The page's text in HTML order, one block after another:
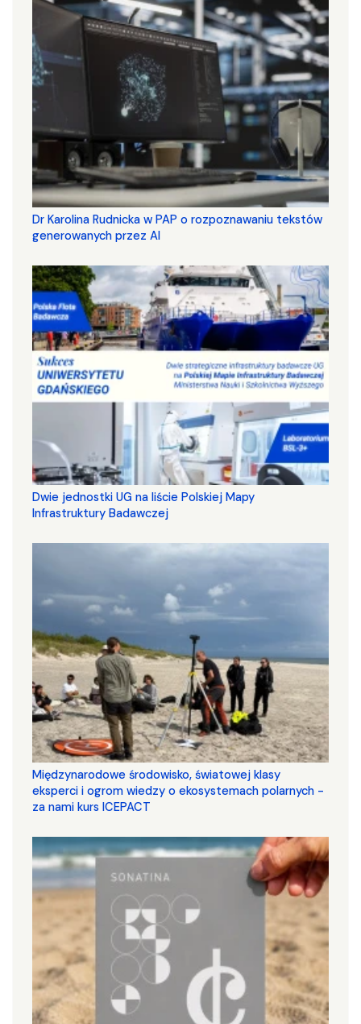
Dr Karolina Rudnicka w PAP o rozpoznawaniu tekstów
generowanych przez AI
Dwie jednostki UG na liście Polskiej Mapy
Infrastruktury Badawczej
Międzynarodowe środowisko, światowej klasy
eksperci i ogrom wiedzy o ekosystemach polarnych -
za nami kurs ICEPACT